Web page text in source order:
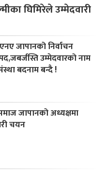
घिमिरेले उम्मेदवारी
जापानको निर्वाचन
उम्मेदवारको नाम
बदनाम बन्दै !
जापानको अध्यक्षमा
चयन